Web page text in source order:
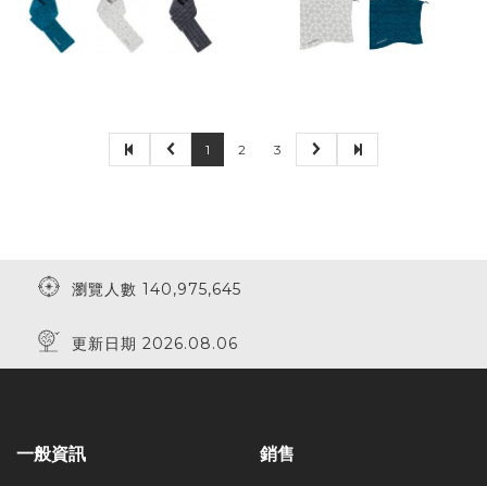
1 2 3
瀏覽人數 140,975,645
更新日期 2026.08.06
一般資訊 銷售